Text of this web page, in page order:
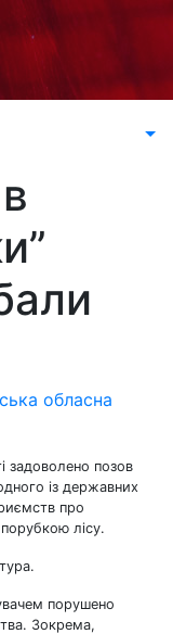
обласна
задоволено позов
із державних
про
лісу.
порушено
Зокрема,